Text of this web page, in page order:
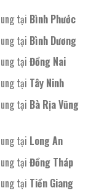
tại Bình Phước
tại Bình Dương
tại Đồng Nai
tại Tây Ninh
tại Bà Rịa Vũng
tại Long An
tại Đồng Tháp
tại Tiền Giang